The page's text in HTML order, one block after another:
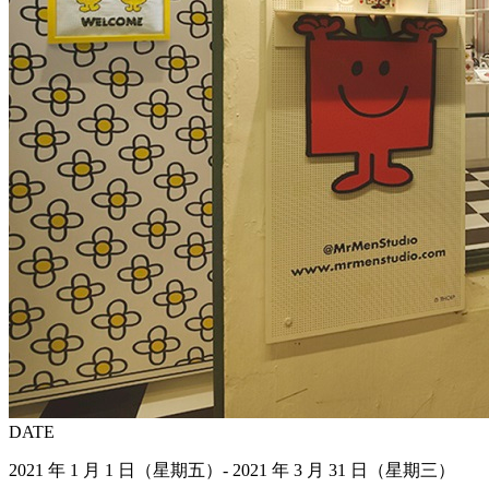
DATE
2021 年 1 月 1 日（星期五）- 2021 年 3 月 31 日（星期三）